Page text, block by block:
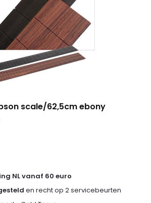
scale/62,5cm ebony
NL vanaf 60 euro
en recht op 2 servicebeurten